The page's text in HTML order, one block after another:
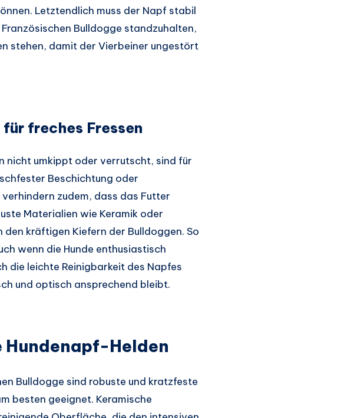
Letztendlich muss der Napf stabil
Bulldogge standzuhalten,
stehen, damit der Vierbeiner ungestört
freches Fressen
nicht umkippt oder verrutscht, sind für
Beschichtung oder
zudem, dass das Futter
Materialien wie Keramik oder
kräftigen Kiefern der Bulldoggen. So
wenn die Hunde enthusiastisch
die leichte Reinigbarkeit des Napfes
und optisch ansprechend bleibt.
Helden
Bulldogge sind robuste und kratzfeste
besten geeignet. Keramische